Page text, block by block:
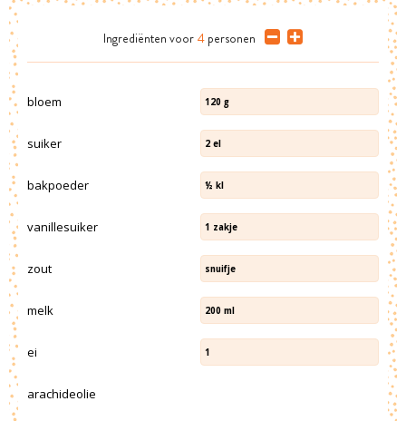
Ingrediënten voor 4 personen
bloem 120 g
suiker 2 el
bakpoeder ½ kl
vanillesuiker 1 zakje
zout snuifje
melk 200 ml
ei 1
arachideolie